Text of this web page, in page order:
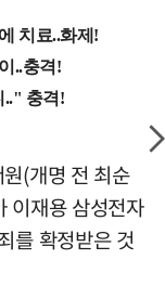
(개명 전 최순
이재용 삼성전자
를 확정받은 것